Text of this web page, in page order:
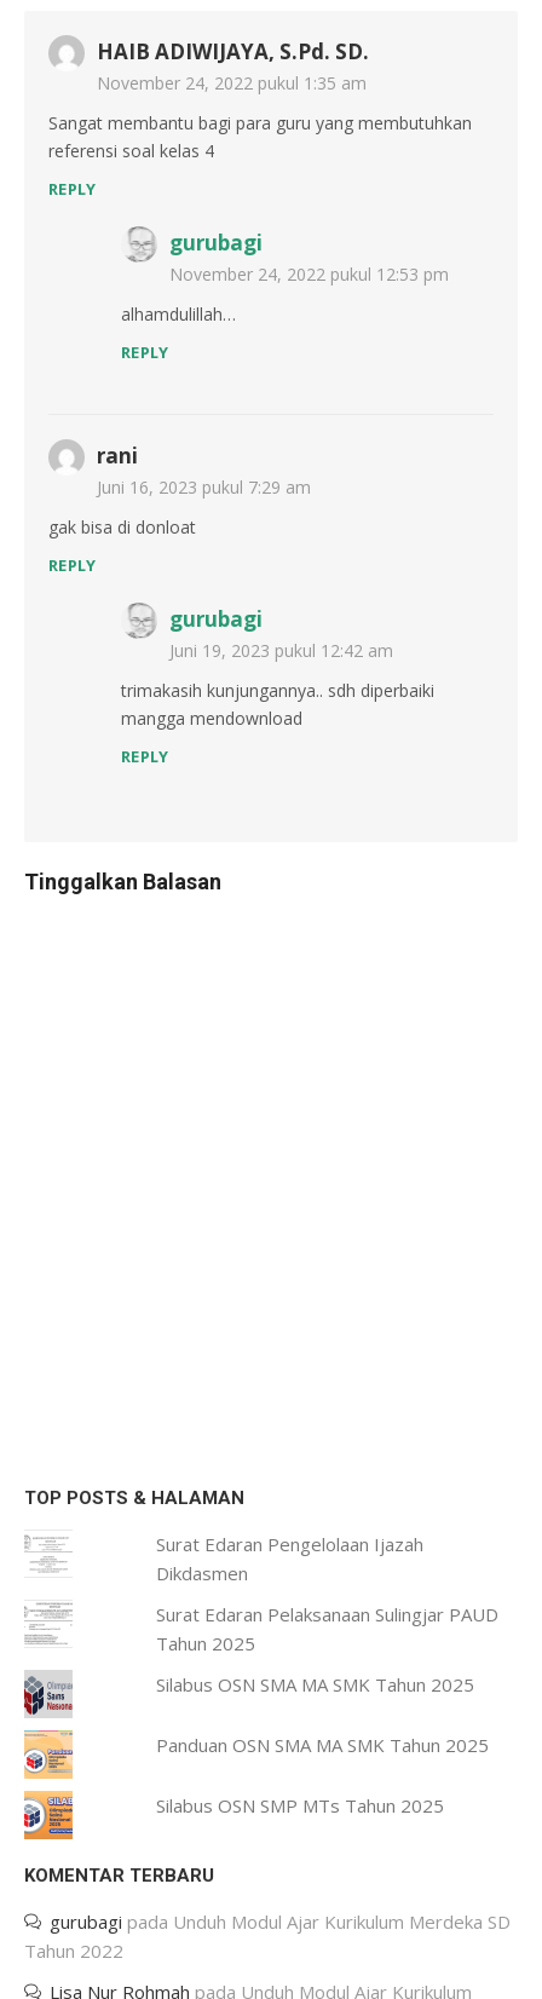
HAIB ADIWIJAYA, S.Pd. SD.
November 24, 2022 pukul 1:35 am
Sangat membantu bagi para guru yang membutuhkan
referensi soal kelas 4
REPLY
gurubagi
November 24, 2022 pukul 12:53 pm
alhamdulillah…
REPLY
rani
Juni 16, 2023 pukul 7:29 am
gak bisa di donloat
REPLY
gurubagi
Juni 19, 2023 pukul 12:42 am
trimakasih kunjungannya.. sdh diperbaiki
mangga mendownload
REPLY
Tinggalkan Balasan
TOP POSTS & HALAMAN
Surat Edaran Pengelolaan Ijazah
Dikdasmen
Surat Edaran Pelaksanaan Sulingjar PAUD
Tahun 2025
Silabus OSN SMA MA SMK Tahun 2025
Panduan OSN SMA MA SMK Tahun 2025
Silabus OSN SMP MTs Tahun 2025
KOMENTAR TERBARU
gurubagi pada Unduh Modul Ajar Kurikulum Merdeka SD
Tahun 2022
Lisa Nur Rohmah pada Unduh Modul Ajar Kurikulum